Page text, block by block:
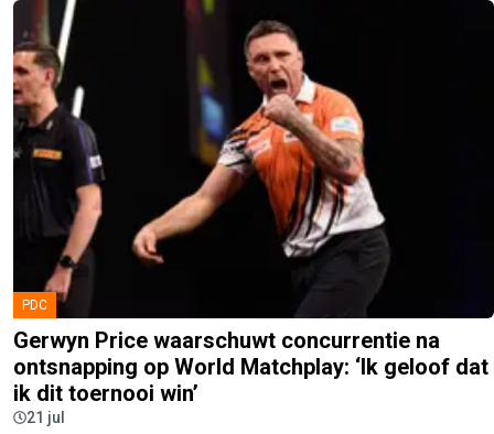
PDC
Gerwyn Price waarschuwt concurrentie na
ontsnapping op World Matchplay: ‘Ik geloof dat
ik dit toernooi win’
21 jul